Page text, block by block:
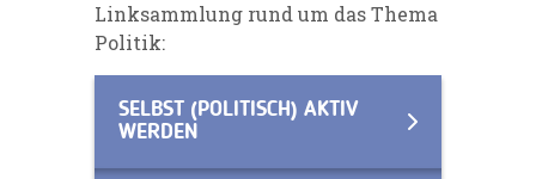
Linksammlung rund um das Thema
Politik:
SELBST (POLITISCH) AKTIV
WERDEN